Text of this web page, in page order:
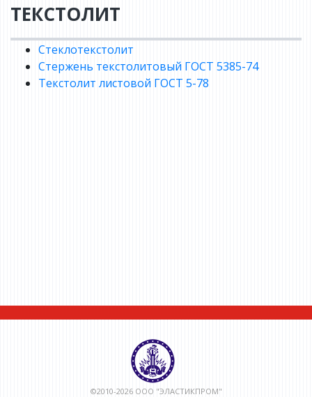
ТЕКСТОЛИТ
Стеклотекстолит
Стержень текстолитовый ГОСТ 5385-74
Текстолит листовой ГОСТ 5-78
©2010-2026 ООО "ЭЛАСТИКПРОМ"